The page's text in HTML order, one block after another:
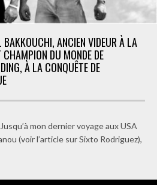
BAKKOUCHI, ANCIEN VIDEUR À LA
CHAMPION DU MONDE DE
À LA CONQUÊTE DE
mon dernier voyage aux USA
(voir l’article sur Sixto Rodriguez),